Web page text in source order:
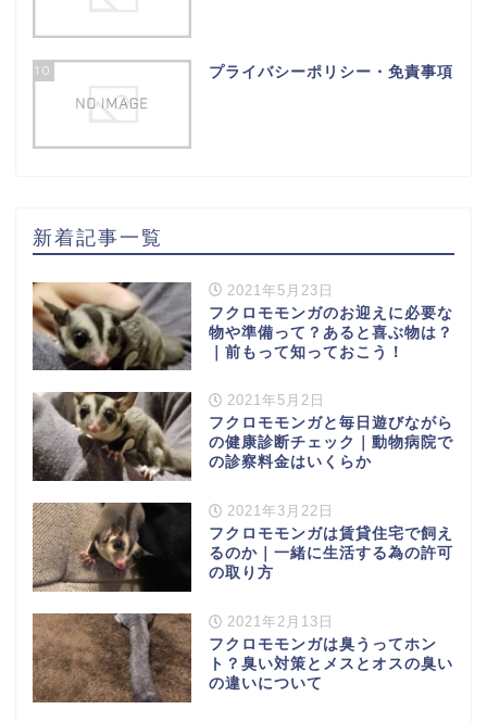
10 プライバシーポリシー・免責事項
新着記事一覧
2021年5月23日
フクロモモンガのお迎えに必要な
物や準備って？あると喜ぶ物は？
｜前もって知っておこう！
2021年5月2日
フクロモモンガと毎日遊びながら
の健康診断チェック｜動物病院で
の診察料金はいくらか
2021年3月22日
フクロモモンガは賃貸住宅で飼え
るのか｜一緒に生活する為の許可
の取り方
2021年2月13日
フクロモモンガは臭うってホン
ト？臭い対策とメスとオスの臭い
の違いについて